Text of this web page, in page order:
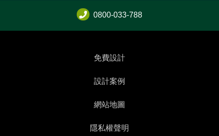
0800-033-788
免費設計
設計案例
網站地圖
隱私權聲明